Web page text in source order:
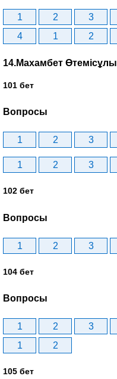
1 2 3
4
1 2
14.Махамбет Өтемісұлы
101 бет
Вопросы
1 2 3
1 2 3
102 бет
Вопросы
1 2 3
104 бет
Вопросы
1 2 3
1
2
105 бет